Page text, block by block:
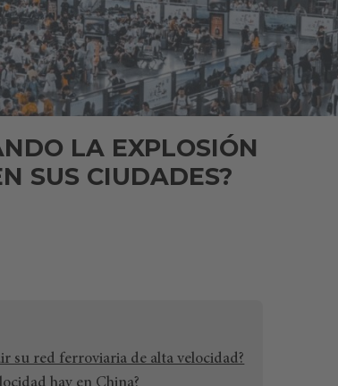
LA EXPLOSIÓN
SUS CIUDADES?
su red ferroviaria de alta velocidad?